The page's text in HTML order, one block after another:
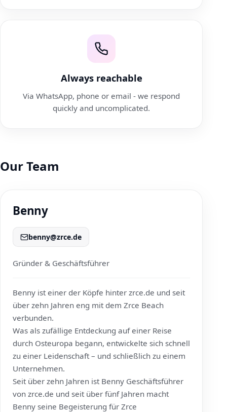
Always reachable
Via WhatsApp, phone or email - we respond
quickly and uncomplicated.
Our Team
Benny
benny@zrce.de
Gründer & Geschäftsführer
Benny ist einer der Köpfe hinter zrce.de und seit
über zehn Jahren eng mit dem Zrce Beach
verbunden.
Was als zufällige Entdeckung auf einer Reise
durch Osteuropa begann, entwickelte sich schnell
zu einer Leidenschaft – und schließlich zu einem
Unternehmen.
Seit über zehn Jahren ist Benny Geschäftsführer
von zrce.de und seit über fünf Jahren macht
Benny seine Begeisterung für Zrce